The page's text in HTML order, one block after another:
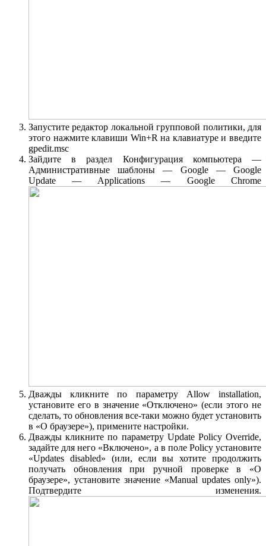
Запустите редактор локальной групповой политики, для
этого нажмите клавиши Win+R на клавиатуре и введите
gpedit.msc
Зайдите в раздел Конфигурация компьютера —
Административные шаблоны — Google — Google
Update — Applications — Google Chrome
Дважды кликните по параметру Allow installation,
установите его в значение «Отключено» (если этого не
сделать, то обновления все-таки можно будет установить
в «О браузере»), примените настройки.
Дважды кликните по параметру Update Policy Override,
задайте для него «Включено», а в поле Policy установите
«Updates disabled» (или, если вы хотите продолжить
получать обновления при ручной проверке в «О
браузере», установите значение «Manual updates only»).
Подтвердите изменения.